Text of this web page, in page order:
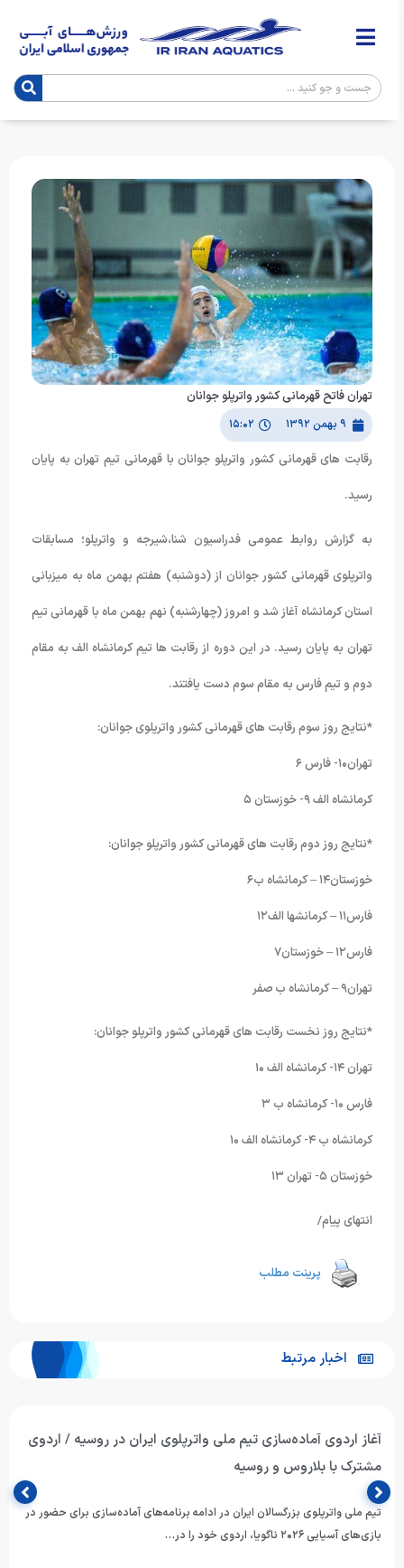
تهران فاتح قهرمانی کشور واترپلو جوانان
۹ بهمن ۱۳۹۲ ۱۵:۰۲
رقابت های قهرمانی کشور واترپلو جوانان با قهرمانی تیم تهران به پایان
رسید.
به گزارش روابط عمومی فدراسیون شنا،شیرجه و واترپلو؛ مسابقات
واترپلوی قهرمانی کشور جوانان از (دوشنبه) هفتم بهمن ماه به میزبانی
استان کرمانشاه آغاز شد و امروز (چهارشنبه) نهم بهمن ماه با قهرمانی تیم
تهران به پایان رسید. در این دوره از رقابت ها تیم کرمانشاه الف به مقام
دوم و تیم فارس به مقام سوم دست یافتند.
*نتایج روز سوم رقابت های قهرمانی کشور واترپلوی جوانان:
تهران۱۰- فارس ۶
کرمانشاه الف ۹- خوزستان ۵
*نتایج روز دوم رقابت های قهرمانی کشور واترپلو جوانان:
خوزستان۱۴ – کرمانشاه ب۶
فارس۱۱ – کرمانشها الف۱۲
فارس۱۲ – خوزستان۷
تهران۹ – کرمانشاه ب صفر
*نتایج روز نخست رقابت های قهرمانی کشور واترپلو جوانان:
تهران ۱۴- کرمانشاه الف ۱۰
فارس ۱۰- کرمانشاه ب ۳
کرمانشاه ب ۴- کرمانشاه الف ۱۰
خوزستان ۵- تهران ۱۳
انتهای پیام/
پرینت مطلب
اخبار مرتبط
آغاز اردوی آماده‌سازی تیم ملی واترپلوی ایران در روسیه / اردوی
مشترک با بلاروس و روسیه
تیم ملی واترپلوی بزرگسالان ایران در ادامه برنامه‌های آماده‌سازی برای حضور در
بازی‌های آسیایی ۲۰۲۶ ناگویا، اردوی خود را در…